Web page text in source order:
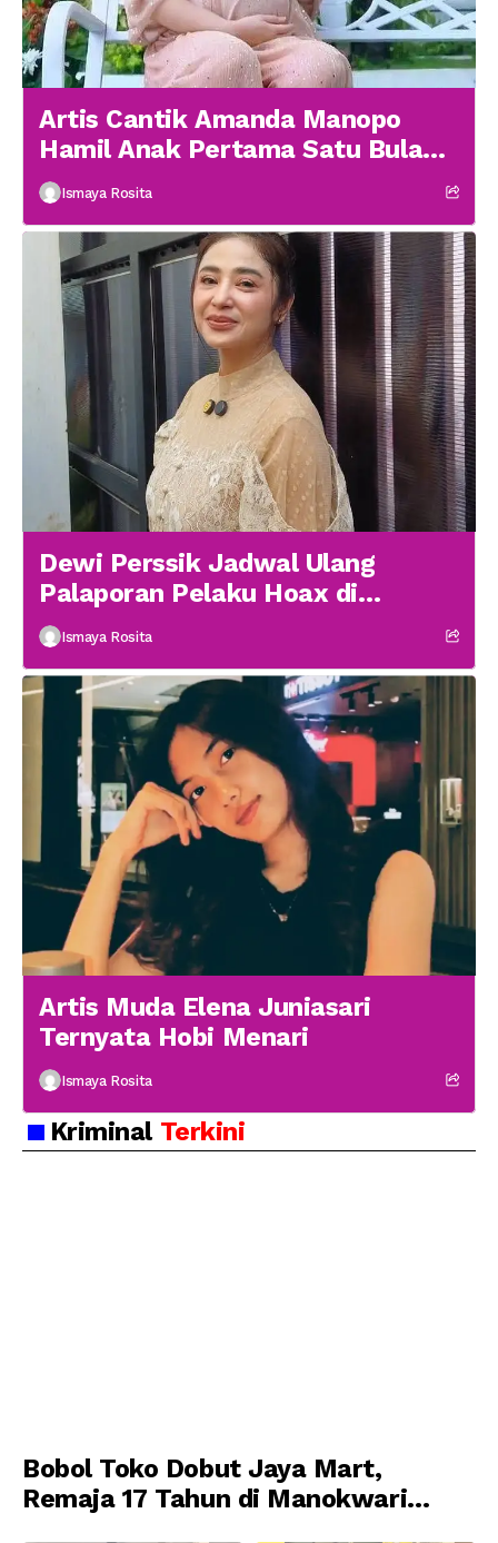
Artis Cantik Amanda Manopo
Hamil Anak Pertama Satu Bulan
menikah
Ismaya Rosita
Dewi Perssik Jadwal Ulang
Palaporan Pelaku Hoax di
Medsos
Ismaya Rosita
Artis Muda Elena Juniasari
Ternyata Hobi Menari
Ismaya Rosita
Kriminal Terkini
Bobol Toko Dobut Jaya Mart,
Remaja 17 Tahun di Manokwari